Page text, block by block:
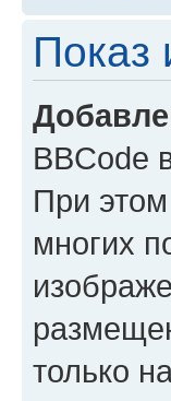
Показ
BBCode
При
многих
только